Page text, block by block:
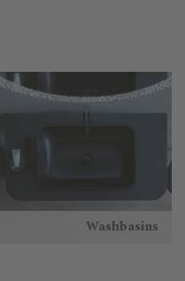
Washbasins